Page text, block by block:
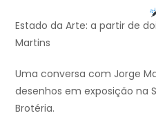
Estado da Arte: a partir de
Martins
Uma conversa com Jorge
desenhos em exposição na
Brotéria.